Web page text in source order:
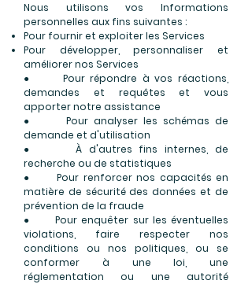
Nous utilisons vos Informations
personnelles aux fins suivantes :
Pour fournir et exploiter les Services
Pour développer, personnaliser et
améliorer nos Services
● Pour répondre à vos réactions,
demandes et requêtes et vous
apporter notre assistance
● Pour analyser les schémas de
demande et d'utilisation
● À d'autres fins internes, de
recherche ou de statistiques
● Pour renforcer nos capacités en
matière de sécurité des données et de
prévention de la fraude
● Pour enquêter sur les éventuelles
violations, faire respecter nos
conditions ou nos politiques, ou se
conformer à une loi, une
réglementation ou une autorité